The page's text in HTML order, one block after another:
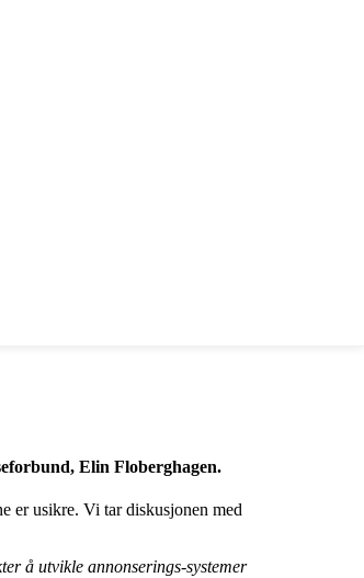
Elin Floberghagen.
er usikre. Vi tar diskusjonen med
å utvikle annonserings-systemer